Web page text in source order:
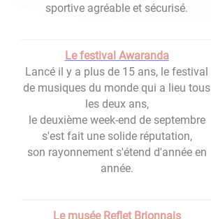
sportive agréable et sécurisé.
Le festival Awaranda
Lancé il y a plus de 15 ans, le festival
de musiques du monde qui a lieu tous
les deux ans,
le deuxième week-end de septembre
s'est fait une solide réputation,
son rayonnement s'étend d'année en
année.
Le musée Reflet Brionnais